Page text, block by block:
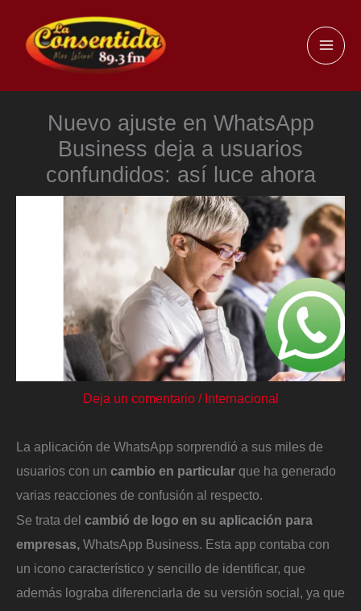
contenido
Nuevo ajuste en WhatsApp
Business deja a usuarios
confundidos: así luce ahora
Deja un comentario / Internacional
La aplicación de WhatsApp sorprendió a sus miles de
usuarios con un cambio en particular que ha generado
varias reacciones de confusión al respecto.
Se trata del cambió de logo en su aplicación para
empresas, WhatsApp Business. Esta app contaba con
un icono característico y sencillo de identificar, que
además lograba diferenciarla de su versión social, ya que